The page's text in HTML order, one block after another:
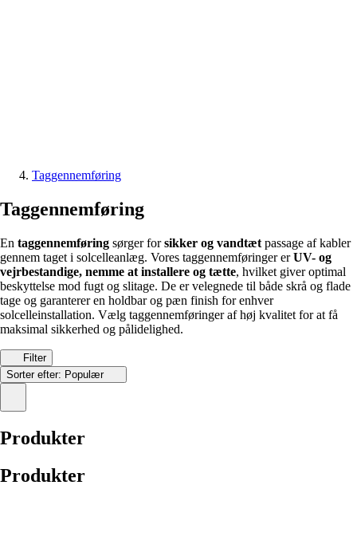
Taggennemføring
Taggennemføring
En taggennemføring sørger forsikker og vandtæt passage af kabler
gennem taget i solcelleanlæg. Vores taggennemføringer erUV- og
vejrbestandige, nemme at installere og tætte, hvilket giver optimal
beskyttelse mod fugt og slitage. De er velegnede til både skrå og flade
tage og garanterer en holdbar og pæn finish for enhver
solcelleinstallation. Vælg taggennemføringer af høj kvalitet for at få
maksimal sikkerhed og pålidelighed.
Filter
Sorter efter: Populær
Produkter
Produkter